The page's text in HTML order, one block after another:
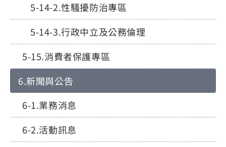
性騷擾防治專區
行政中立及公務倫理
消費者保護專區
新聞與公告
業務消息
活動訊息